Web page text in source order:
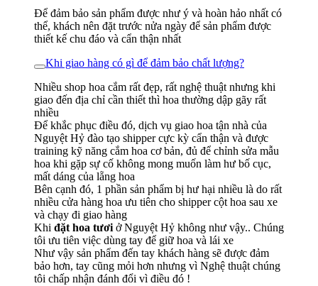
Để đảm bảo sản phẩm được như ý và hoàn hảo nhất có
thể, khách nên đặt trước nửa ngày để sản phẩm được
thiết kế chu đáo và cẩn thận nhất
Khi giao hàng có gì để đảm bảo chất lượng?
Nhiều shop hoa cắm rất đẹp, rất nghệ thuật nhưng khi
giao đến địa chỉ cần thiết thì hoa thường dập gãy rất
nhiều
Để khắc phục điều đó, dịch vụ giao hoa tận nhà của
Nguyệt Hỷ đào tạo shipper cực kỳ cẩn thận và được
training kỹ năng cắm hoa cơ bản, đủ để chỉnh sửa mẫu
hoa khi gặp sự cố không mong muốn làm hư bố cục,
mất dáng của lẵng hoa
Bên cạnh đó, 1 phần sản phẩm bị hư hại nhiều là do rất
nhiều cửa hàng hoa ưu tiên cho shipper cột hoa sau xe
và chạy đi giao hàng
Khi đặt hoa tươi ở Nguyệt Hỷ không như vậy.. Chúng
tôi ưu tiên việc dùng tay để giữ hoa và lái xe
Như vậy sản phẩm đến tay khách hàng sẽ được đảm
bảo hơn, tay cũng mỏi hơn nhưng vì Nghệ thuật chúng
tôi chấp nhận đánh đổi vì điều đó !